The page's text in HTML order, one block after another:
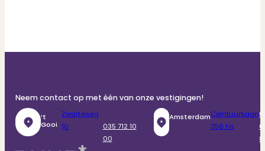
Neem contact op met één van onze vestigingen!
‘t
Gooi
Zwarteweg
10
035 712 10
00
AmsterdamCeintuurbaan
356 hs